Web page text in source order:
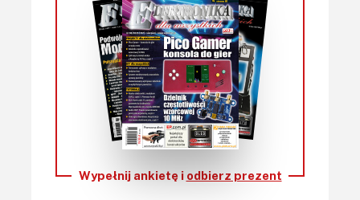
Wypełnij ankietę i odbierz prezent